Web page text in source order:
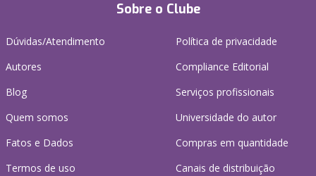
Sobre o Clube
Dúvidas/Atendimento
Autores
Blog
Quem somos
Fatos e Dados
Termos de uso
Política de privacidade
Compliance Editorial
Serviços profissionais
Universidade do autor
Compras em quantidade
Canais de distribuição